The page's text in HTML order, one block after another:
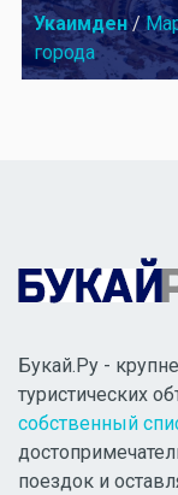
Укаимден/
города
Букай.Ру -
туристических
собственный
поездок и